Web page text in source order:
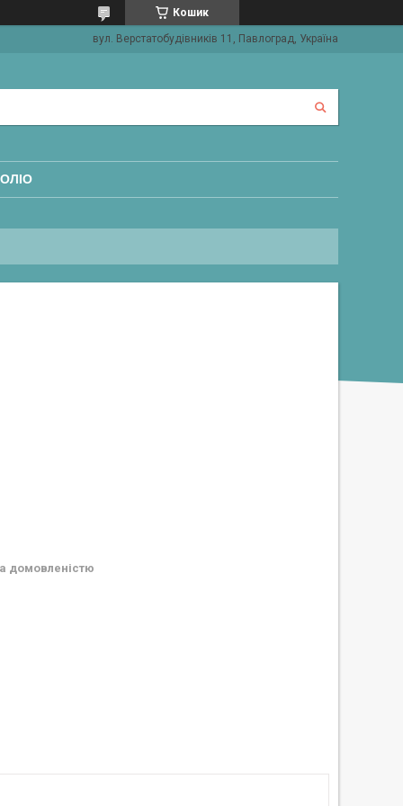
Кошик
вул. Верстатобудівників 11, Павлоград, Україна
домовленістю